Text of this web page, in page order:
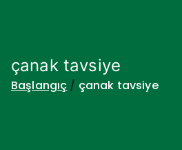
çanak tavsiye
Başlangıç çanak tavsiye